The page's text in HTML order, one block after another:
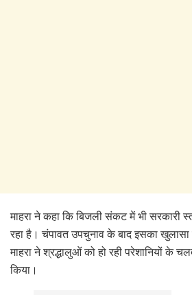
माहरा ने कहा कि बिजली संकट में भी सरकारी
रहा है। चंपावत उपचुनाव के बाद इसका खुलासा
माहरा ने श्रद्धालुओं को हो रही परेशानियों के
किया।